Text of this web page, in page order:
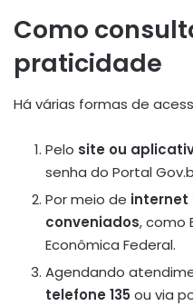
Como
praticidade
Há várias formas de
Pelo site ou
senha do Portal
Por meio de internet
conveniados, como
Econômica Federal.
Agendando
telefone 135 ou via